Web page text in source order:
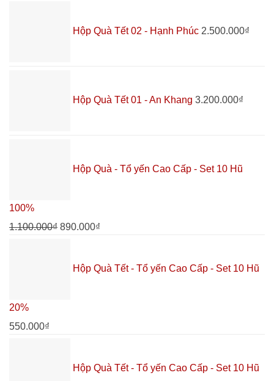
Hộp Quà Tết 02 - Hạnh Phúc 2.500.000₫
Hộp Quà Tết 01 - An Khang 3.200.000₫
Hộp Quà - Tổ yến Cao Cấp - Set 10 Hũ
100%
1.100.000₫ 890.000₫
Hộp Quà Tết - Tổ yến Cao Cấp - Set 10 Hũ
20%
550.000₫
Hộp Quà Tết - Tổ yến Cao Cấp - Set 10 Hũ